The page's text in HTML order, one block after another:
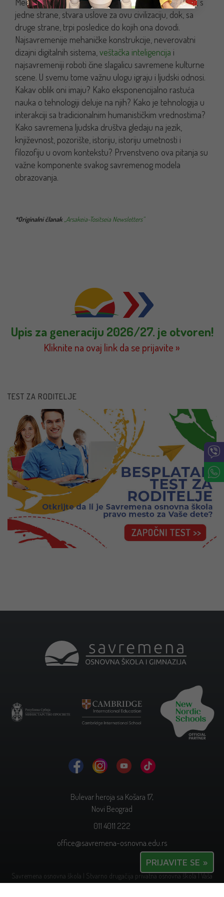
TEST ZA RODITELJE
jedne strane, stvara uslove za ovu civilizaciju, dok, sa
druge strane, trpi posledice do kojih ona dovodi.
Najsavremenije mehaničke konstrukcije, neverovatni
dizajni digitalnih sistema, veštačka inteligencija i
najsavremeniji roboti čine slagalicu savremene kulturne
scene. U svemu tome važnu ulogu igraju i ljudski odnosi.
Kakav oblik oni imaju? Kako eksponencijalno rastuća
nauka o tehnologiji deluje na njih? Kako je tehnologija u
interakciji sa tradicionalnim humanističkim vrednostima?
Kako savremena ljudska društva gledaju na jezik,
književnost, pozorište, istoriju, istoriju umetnosti i
filozofiju u ovom kontekstu? Prvenstveno ova pitanja su
važne komponente svakog savremenog modela
obrazovanja.
*Originalni članak „Arsakeia-Tositseia Newsletters”
Upis za generaciju 2026/27. je otvoren!
Kliknite na ovaj link da se prijavite »
Bulevar heroja sa Košara 17,
Novi Beograd
011 4011 222
office@savremena-osnovna.edu.rs
Savremena osnovna škola | Stvarno drugačija privatna osnovna škola | Vaša
PRIJAVITE SE »